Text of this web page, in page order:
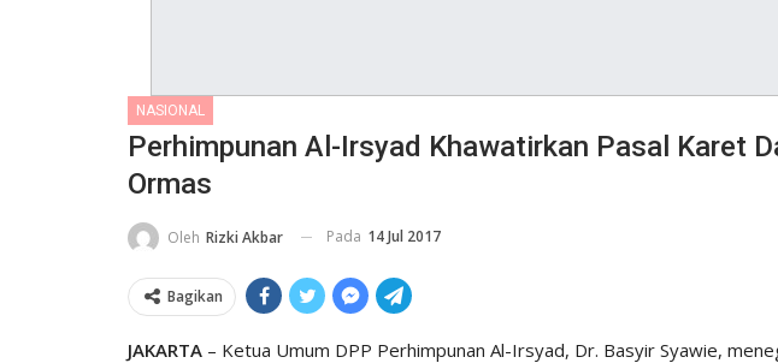
NASIONAL
Perhimpunan Al-Irsyad Khawatirkan Pasal Karet
Ormas
Oleh Rizki Akbar Pada 14 Jul 2017
Bagikan
JAKARTA – Ketua Umum DPP Perhimpunan Al-Irsyad, Dr. Basyir Syawie,